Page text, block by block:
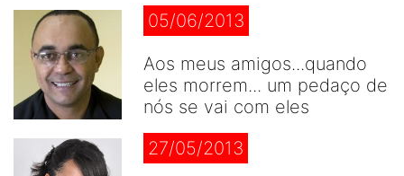
05/06/2013
Aos meus amigos...quando
eles morrem... um pedaço de
nós se vai com eles
27/05/2013